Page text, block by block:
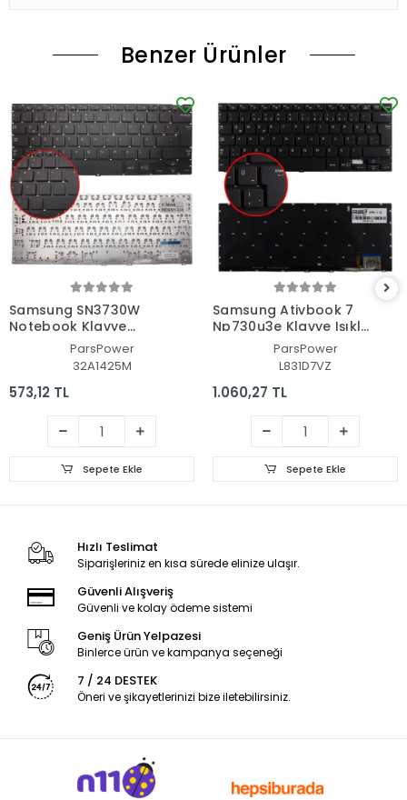
Benzer Ürünler
Samsung SN3730W
Notebook Klavye
(Siyah TR)ParsPower
32A1425M
573,12 TL
Sepete Ekle
Samsung Ativbook 7
Np730u3e Klavye Işıklı
(Siyah TR)ParsPower
L831D7VZ
1.060,27 TL
Sepete Ekle
Hızlı Teslimat
Siparişleriniz en kısa sürede elinize ulaşır.
Güvenli Alışveriş
Güvenli ve kolay ödeme sistemi
Geniş Ürün Yelpazesi
Binlerce ürün ve kampanya seçeneği
7 / 24 DESTEK
Öneri ve şikayetlerinizi bize iletebilirsiniz.